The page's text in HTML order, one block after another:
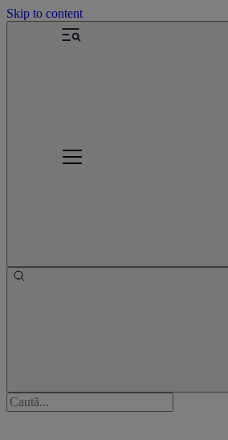
Skip to content